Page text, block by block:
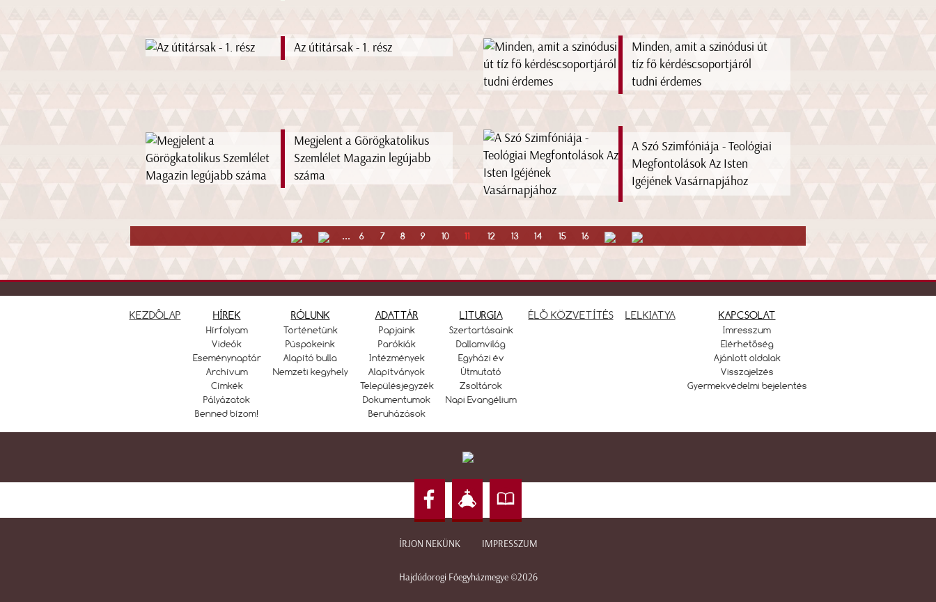
Az útitársak - 1. rész
Minden, amit a szinódusi út
tíz fő kérdéscsoportjáról
tudni érdemes
Megjelent a Görögkatolikus
Szemlélet Magazin legújabb
száma
A Szó Szimfóniája - Teológiai
Megfontolások Az Isten
Igéjének Vasárnapjához
... 6 7 8 9 10 11 12 13 14 15 16
KEZDŐLAP HÍREK
Hírfolyam
Videók
Eseménynaptár
Archívum
Címkék
Pályázatok
Benned bízom!
RÓLUNK
Történetünk
Püspökeink
Alapító bulla
Nemzeti kegyhely
ADATTÁR
Papjaink
Parókiák
Intézmények
Alapítványok
Településjegyzék
Dokumentumok
Beruházások
LITURGIA
Szertartásaink
Dallamvilág
Egyházi év
Útmutató
Zsoltárok
Napi Evangélium
ÉLŐ KÖZVETÍTÉS LELKIATYA KAPCSOLAT
Imresszum
Elérhetőség
Ajánlott oldalak
Visszajelzés
Gyermekvédelmi bejelentés
ÍRJON NEKÜNK IMPRESSZUM
Hajdúdorogi Főegyházmegye ©2026